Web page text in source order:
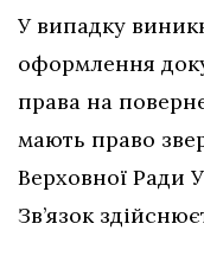
У випадку
оформлення
права на
мають право
Верховної Ради
Зв’язок